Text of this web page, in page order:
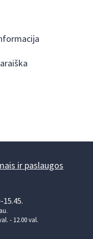
ir paslaugos
15.45.
- 12.00 val.